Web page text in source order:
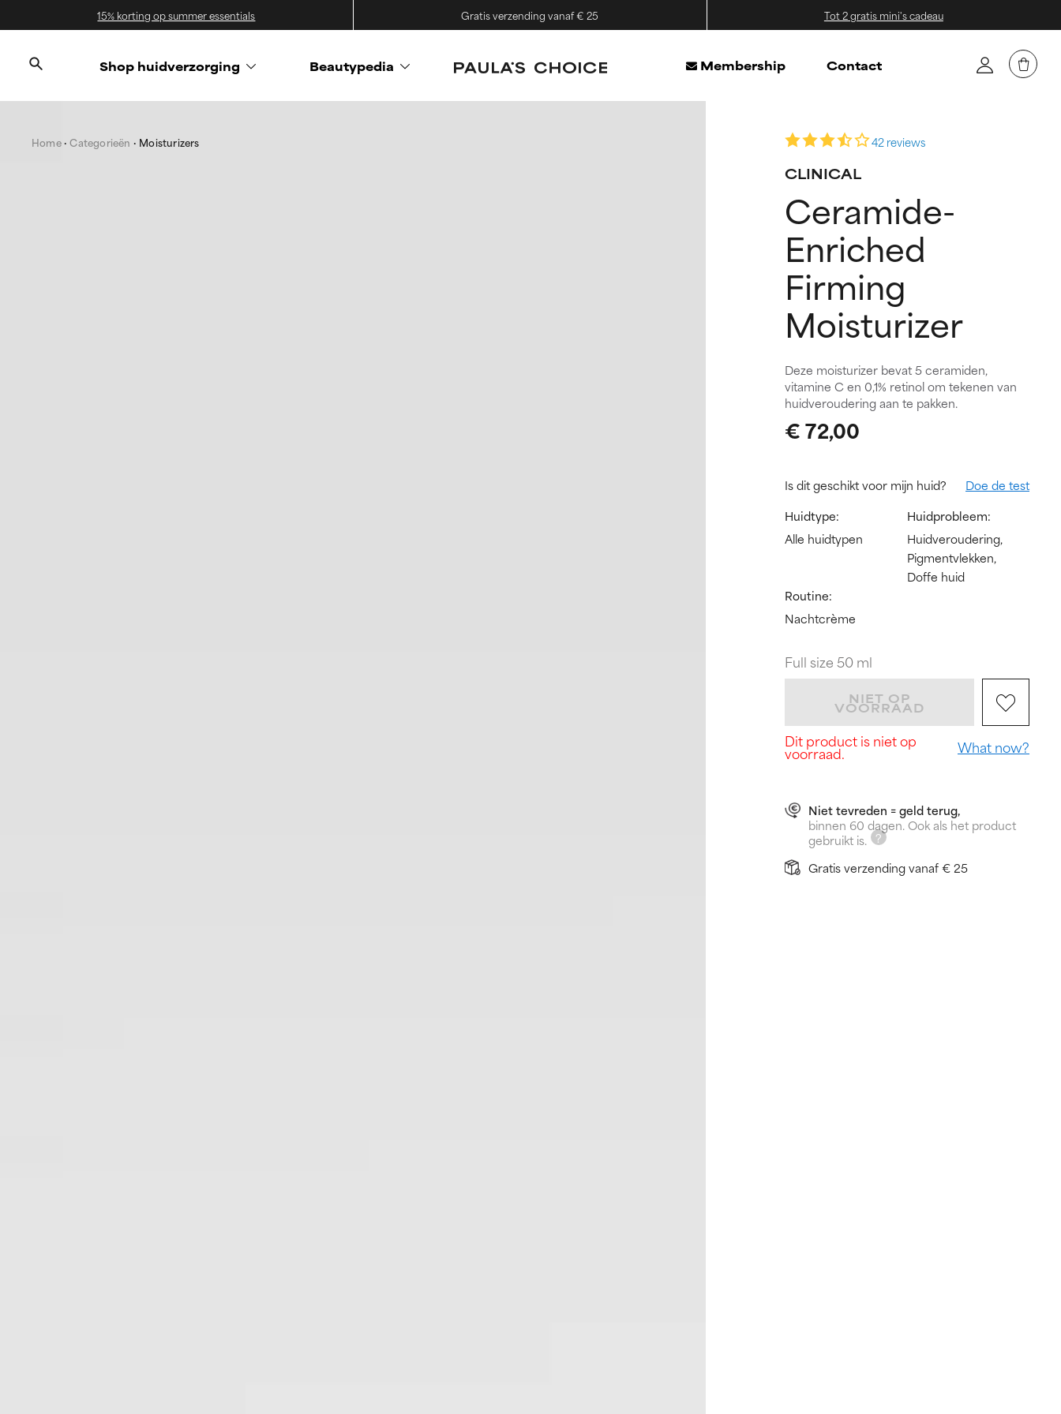
15% korting op summer essentials Gratis verzending vanaf € 25 Tot 2 gratis mini's cadeau
Shop huidverzorging Beautypedia Membership Contact
Home Categorieën Moisturizers 42 reviews
CLINICAL
Ceramide-
Enriched
Firming
Moisturizer
Deze moisturizer bevat 5 ceramiden,
vitamine C en 0,1% retinol om tekenen van
huidveroudering aan te pakken.
€ 72,00
Is dit geschikt voor mijn huid?
Doe de test
Huidtype:
Alle huidtypen
Huidprobleem:
Huidveroudering,
Pigmentvlekken,
Doffe huid
Routine:
Nachtcrème
Full size 50 ml
Dit product is niet op
voorraad. What now?
NIET OP
VOORRAAD
Niet tevreden = geld terug,
binnen 60 dagen. Ook als het product
gebruikt is.
Gratis verzending vanaf € 25